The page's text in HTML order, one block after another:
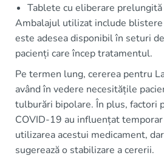
Tablete cu eliberare
Ambalajul utilizat include
este adesea disponibil în seturi
pacienți care încep tratamentul.
Pe termen lung, cererea pentru
având în vedere necesitățile
tulburări bipolare. În plus, factori
COVID-19 au influențat
utilizarea acestui medicament,
sugerează o stabilizare a cererii.